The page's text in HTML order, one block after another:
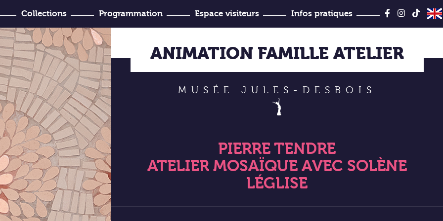
au
Joseph-Denais
Collections Programmation Espace visiteurs Infos pratiques
venir ?
ANIMATION FAMILLE ATELIER
MUSÉE JULES-DESBOIS
PIERRE TENDRE
ATELIER MOSAÏQUE AVEC SOLÈNE
LÉGLISE